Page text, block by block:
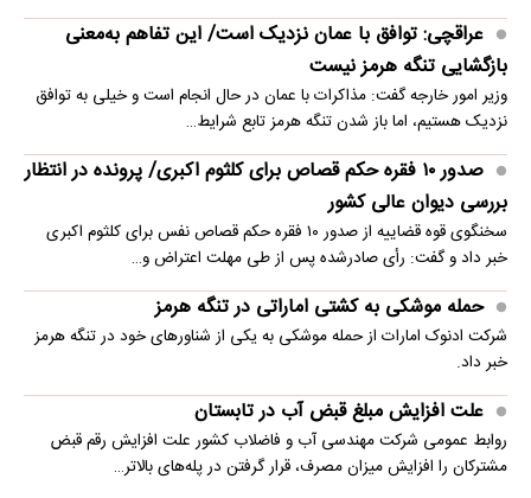
عراقچی: توافق با عمان نزدیک است/ این تفاهم به‌معنی
بازگشایی تنگه هرمز نیست
وزیر امور خارجه گفت: مذاکرات با عمان در حال انجام است و خیلی به توافق
نزدیک هستیم، اما باز شدن تنگه هرمز تابع شرایط…
صدور ۱۰ فقره حکم قصاص برای کلثوم اکبری/ پرونده در انتظار
بررسی دیوان عالی کشور
سخنگوی قوه قضاییه از صدور ۱۰ فقره حکم قصاص نفس برای کلثوم اکبری
خبر داد و گفت: رأی صادرشده پس از طی مهلت اعتراض و…
حمله موشکی به کشتی اماراتی در تنگه هرمز
شرکت ادنوک امارات از حمله موشکی به یکی از شناورهای خود در تنگه هرمز
خبر داد.
علت افزایش مبلغ قبض آب در تابستان
روابط عمومی شرکت مهندسی آب و فاضلاب کشور علت افزایش رقم قبض
مشترکان را افزایش میزان مصرف، قرار گرفتن در پله‌های بالاتر…